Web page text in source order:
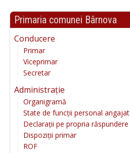
Primaria comunei Bârnova
Conducere
Primar
Viceprimar
Secretar
Administrație
Organigramă
State de funcții personal angajat
Declarații pe propria răspundere
Dispoziții primar
ROF